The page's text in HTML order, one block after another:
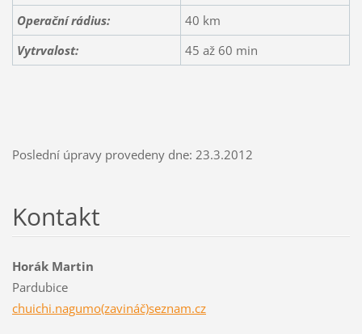
Operační rádius:
40 km
Vytrvalost:
45 až 60 min
Poslední úpravy provedeny dne: 23.3.2012
Kontakt
Horák Martin
Pardubice
chuichi.nagumo(zavináč)seznam.cz